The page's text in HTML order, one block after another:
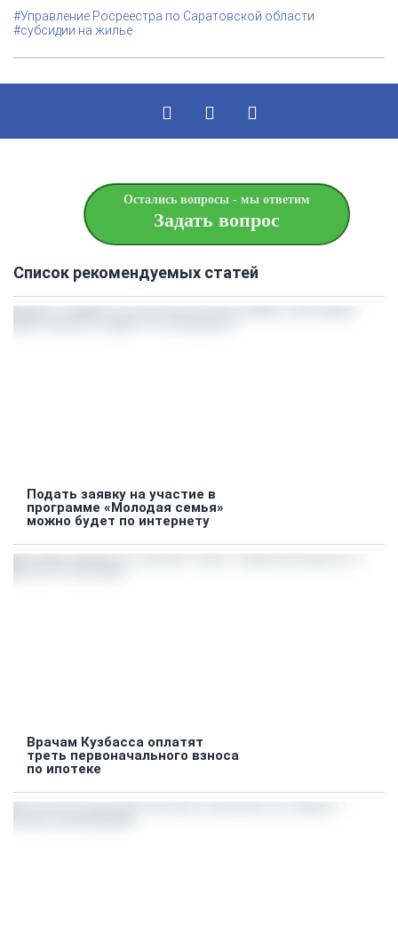
#Управление Росреестра по Саратовской области
#субсидии на жилье
Остались вопросы - мы ответим
Задать вопрос
Список рекомендуемых статей
Подать заявку на участие в
программе «Молодая семья»
можно будет по интернету
Врачам Кузбасса оплатят
треть первоначального взноса
по ипотеке